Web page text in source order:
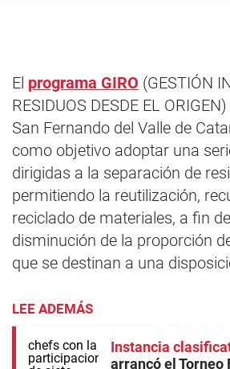
El programa GIRO (GESTIÓN
RESIDUOS DESDE EL
San Fernando del Valle de
como objetivo adoptar una
dirigidas a la separación de
permitiendo la reutilización,
reciclado de materiales, a fin
disminución de la proporción
que se destinan a una
LEE ADEMÁS
Instancia
arrancó el Torneo